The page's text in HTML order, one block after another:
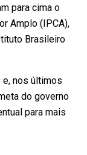
para cima o
Amplo (IPCA),
Brasileiro
e, nos últimos
do governo
para mais